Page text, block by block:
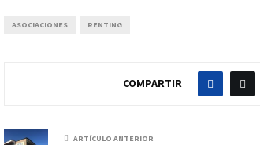
ASOCIACIONES RENTING
COMPARTIR
ARTÍCULO ANTERIOR